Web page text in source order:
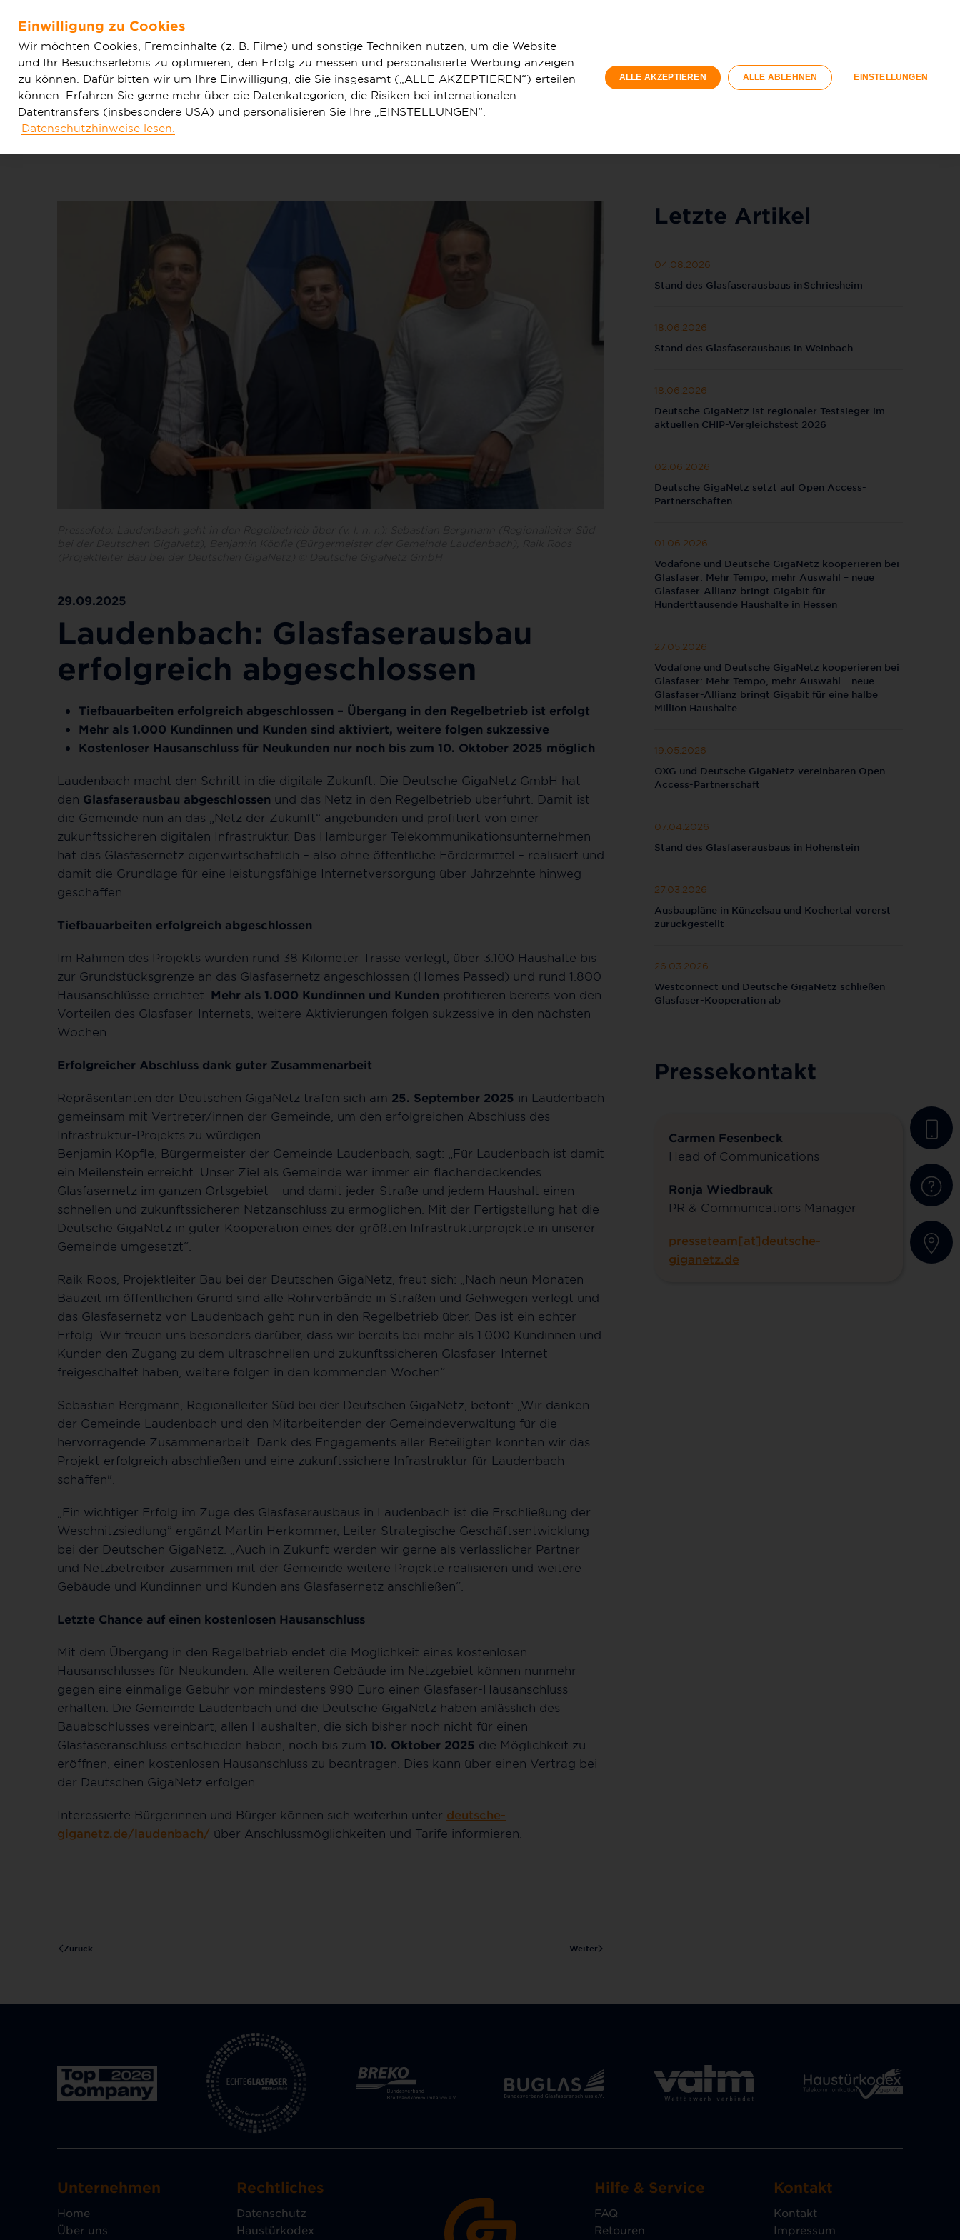
Zum Hauptinhalt springen
Registrieren
Tarife & Produkte
29.09.2025
Laudenbach: Glasfaserausbau
erfolgreich abgeschlossen
Tiefbauarbeiten erfolgreich abgeschlossen – Übergang in den Regelbetrieb ist erfolgt
Mehr als 1.000 Kundinnen und Kunden sind aktiviert, weitere folgen sukzessive
Kostenloser Hausanschluss für Neukunden nur noch bis zum 10. Oktober 2025 möglich
Laudenbach macht den Schritt in die digitale Zukunft: Die Deutsche GigaNetz GmbH hat
den Glasfaserausbau abgeschlossen und das Netz in den Regelbetrieb überführt. Damit ist
die Gemeinde nun an das „Netz der Zukunft“ angebunden und profitiert von einer
zukunftssicheren digitalen Infrastruktur. Das Hamburger Telekommunikationsunternehmen
hat das Glasfasernetz eigenwirtschaftlich – also ohne öffentliche Fördermittel – realisiert und
damit die Grundlage für eine leistungsfähige Internetversorgung über Jahrzehnte hinweg
geschaffen.
Tiefbauarbeiten erfolgreich abgeschlossen
Im Rahmen des Projekts wurden rund 38 Kilometer Trasse verlegt, über 3.100 Haushalte bis
zur Grundstücksgrenze an das Glasfasernetz angeschlossen (Homes Passed) und rund 1.800
Hausanschlüsse errichtet. Mehr als 1.000 Kundinnen und Kunden profitieren bereits von den
Vorteilen des Glasfaser-Internets, weitere Aktivierungen folgen sukzessive in den nächsten
Wochen.
Erfolgreicher Abschluss dank guter Zusammenarbeit
Repräsentanten der Deutschen GigaNetz trafen sich am 25. September 2025 in Laudenbach
gemeinsam mit Vertreter/innen der Gemeinde, um den erfolgreichen Abschluss des
Infrastruktur-Projekts zu würdigen.
Benjamin Köpfle, Bürgermeister der Gemeinde Laudenbach, sagt: „Für Laudenbach ist damit
ein Meilenstein erreicht. Unser Ziel als Gemeinde war immer ein flächendeckendes
Glasfasernetz im ganzen Ortsgebiet – und damit jeder Straße und jedem Haushalt einen
schnellen und zukunftssicheren Netzanschluss zu ermöglichen. Mit der Fertigstellung hat die
Deutsche GigaNetz in guter Kooperation eines der größten Infrastrukturprojekte in unserer
Gemeinde umgesetzt“.
Raik Roos, Projektleiter Bau bei der Deutschen GigaNetz, freut sich: „Nach neun Monaten
Bauzeit im öffentlichen Grund sind alle Rohrverbände in Straßen und Gehwegen verlegt und
das Glasfasernetz von Laudenbach geht nun in den Regelbetrieb über. Das ist ein echter
Erfolg. Wir freuen uns besonders darüber, dass wir bereits bei mehr als 1.000 Kundinnen und
Kunden den Zugang zu dem ultraschnellen und zukunftssicheren Glasfaser-Internet
freigeschaltet haben, weitere folgen in den kommenden Wochen“.
Sebastian Bergmann, Regionalleiter Süd bei der Deutschen GigaNetz, betont: „Wir danken
der Gemeinde Laudenbach und den Mitarbeitenden der Gemeindeverwaltung für die
hervorragende Zusammenarbeit. Dank des Engagements aller Beteiligten konnten wir das
Projekt erfolgreich abschließen und eine zukunftssichere Infrastruktur für Laudenbach
schaffen".
„Ein wichtiger Erfolg im Zuge des Glasfaserausbaus in Laudenbach ist die Erschließung der
Weschnitzsiedlung” ergänzt Martin Herkommer, Leiter Strategische Geschäftsentwicklung
bei der Deutschen GigaNetz. „Auch in Zukunft werden wir gerne als verlässlicher Partner
und Netzbetreiber zusammen mit der Gemeinde weitere Projekte realisieren und weitere
Gebäude und Kundinnen und Kunden ans Glasfasernetz anschließen“.
Letzte Chance auf einen kostenlosen Hausanschluss
Mit dem Übergang in den Regelbetrieb endet die Möglichkeit eines kostenlosen
Hausanschlusses für Neukunden. Alle weiteren Gebäude im Netzgebiet können nunmehr
gegen eine einmalige Gebühr von mindestens 990 Euro einen Glasfaser-Hausanschluss
erhalten. Die Gemeinde Laudenbach und die Deutsche GigaNetz haben anlässlich des
Bauabschlusses vereinbart, allen Haushalten, die sich bisher noch nicht für einen
Glasfaseranschluss entschieden haben, noch bis zum 10. Oktober 2025 die Möglichkeit zu
eröffnen, einen kostenlosen Hausanschluss zu beantragen. Dies kann über einen Vertrag bei
der Deutschen GigaNetz erfolgen.
Interessierte Bürgerinnen und Bürger können sich weiterhin unter deutsche-
giganetz.de/laudenbach/ über Anschlussmöglichkeiten und Tarife informieren.
Zurück Weiter
Letzte Artikel
04.08.2026
Stand des Glasfaserausbaus in Schriesheim
18.06.2026
Stand des Glasfaserausbaus in Weinbach
18.06.2026
Deutsche GigaNetz ist regionaler Testsieger im
aktuellen CHIP-Vergleichstest 2026
02.06.2026
Deutsche GigaNetz setzt auf Open Access-
Partnerschaften
01.06.2026
Vodafone und Deutsche GigaNetz kooperieren bei
Glasfaser: Mehr Tempo, mehr Auswahl – neue
Glasfaser-Allianz bringt Gigabit für
Hunderttausende Haushalte in Hessen
27.05.2026
Vodafone und Deutsche GigaNetz kooperieren bei
Glasfaser: Mehr Tempo, mehr Auswahl – neue
Glasfaser-Allianz bringt Gigabit für eine halbe
Million Haushalte
19.05.2026
OXG und Deutsche GigaNetz vereinbaren Open
Access-Partnerschaft
07.04.2026
Stand des Glasfaserausbaus in Hohenstein
27.03.2026
Ausbaupläne in Künzelsau und Kochertal vorerst
zurückgestellt
26.03.2026
Westconnect und Deutsche GigaNetz schließen
Glasfaser-Kooperation ab
Pressekontakt
Carmen Fesenbeck
Head of Communications
Ronja Wiedbrauk
PR & Communications Manager
presseteam[at]deutsche-
giganetz.de
Unternehmen
Home
Über uns
Rechtliches
Datenschutz
Haustürkodex
Hilfe & Service
FAQ
Retouren
Kontakt
Kontakt
Impressum
Einwilligung zu Cookies
Wir möchten Cookies, Fremdinhalte (z. B. Filme) und sonstige Techniken nutzen, um die Website
und Ihr Besuchserlebnis zu optimieren, den Erfolg zu messen und personalisierte Werbung anzeigen
zu können. Dafür bitten wir um Ihre Einwilligung, die Sie insgesamt („ALLE AKZEPTIEREN“) erteilen
können. Erfahren Sie gerne mehr über die Datenkategorien, die Risiken bei internationalen
Datentransfers (insbesondere USA) und personalisieren Sie Ihre „EINSTELLUNGEN“.
Datenschutzhinweise lesen.
ALLE AKZEPTIEREN ALLE ABLEHNEN EINSTELLUNGEN